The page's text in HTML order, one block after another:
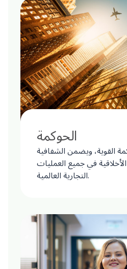
الحوكمة
القوية، ويضمن الشفافية
الأخلاقية في جميع العمليات
التجارية العالمية.